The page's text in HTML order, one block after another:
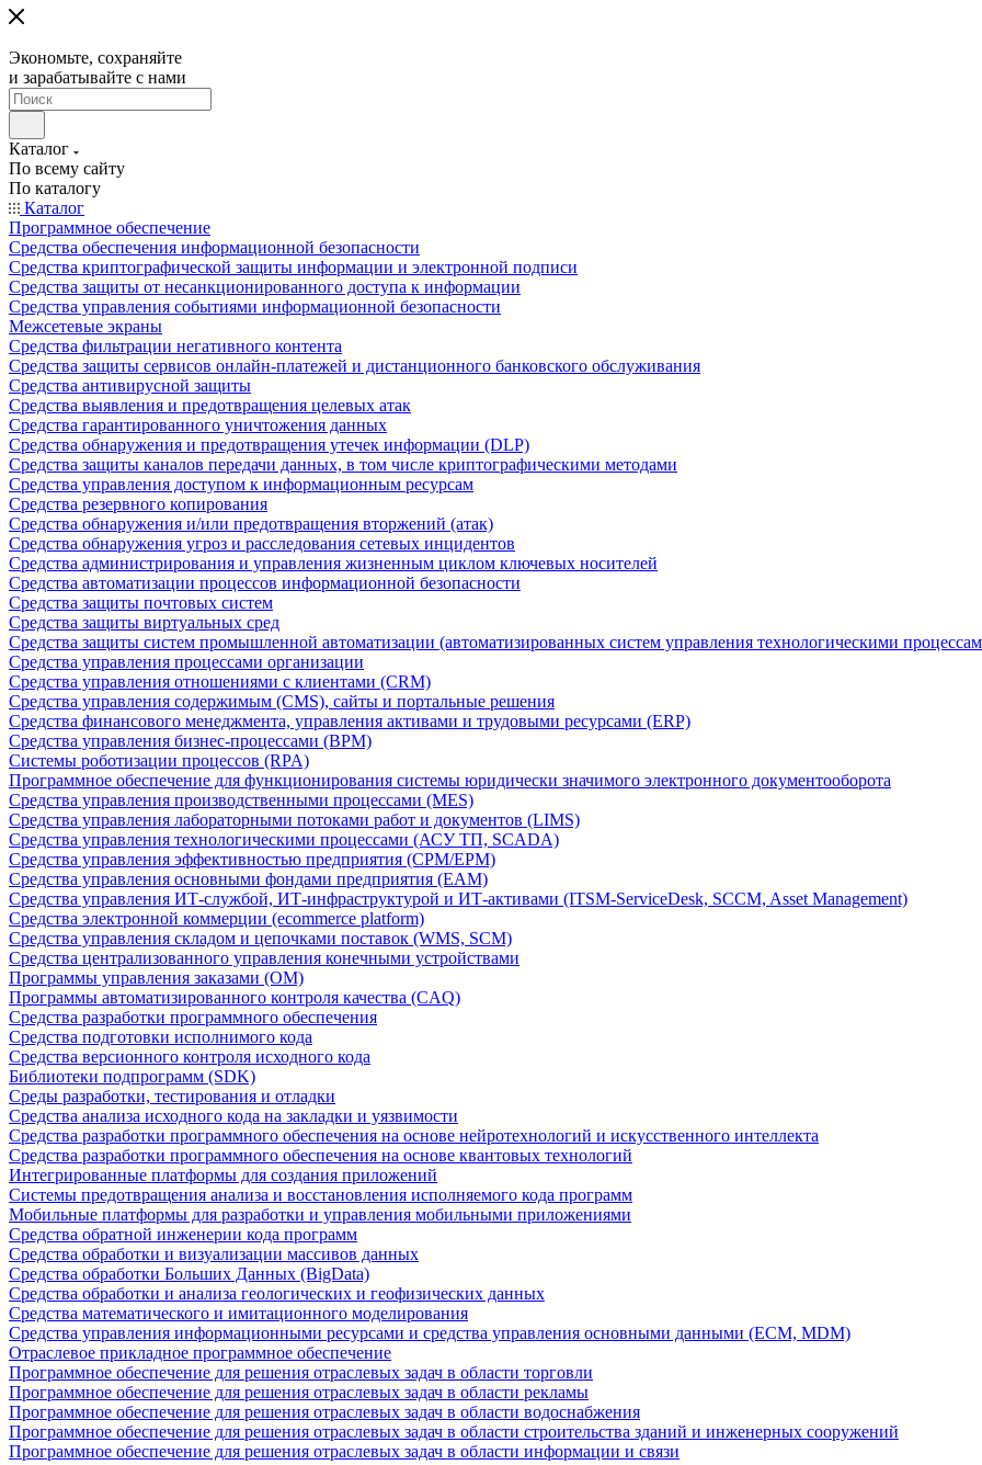
Экономьте, сохраняйте
и зарабатывайте с нами
Каталог
По всему сайту
По каталогу
Каталог
Программное обеспечение
Средства обеспечения информационной безопасности
Средства криптографической защиты информации и электронной подписи
Средства защиты от несанкционированного доступа к информации
Средства управления событиями информационной безопасности
Межсетевые экраны
Средства фильтрации негативного контента
Средства защиты сервисов онлайн-платежей и дистанционного банковского обслуживания
Средства антивирусной защиты
Средства выявления и предотвращения целевых атак
Средства гарантированного уничтожения данных
Средства обнаружения и предотвращения утечек информации (DLP)
Средства защиты каналов передачи данных, в том числе криптографическими методами
Средства управления доступом к информационным ресурсам
Средства резервного копирования
Средства обнаружения и/или предотвращения вторжений (атак)
Средства обнаружения угроз и расследования сетевых инцидентов
Средства администрирования и управления жизненным циклом ключевых носителей
Средства автоматизации процессов информационной безопасности
Средства защиты почтовых систем
Средства защиты виртуальных сред
Средства защиты систем промышленной автоматизации (автоматизированных систем управления технологическими
Средства управления процессами организации
Средства управления отношениями с клиентами (CRM)
Средства управления содержимым (CMS), сайты и портальные решения
Средства финансового менеджмента, управления активами и трудовыми ресурсами (ERP)
Средства управления бизнес-процессами (BPM)
Системы роботизации процессов (RPA)
Программное обеспечение для функционирования системы юридически значимого электронного документооборота
Средства управления производственными процессами (MES)
Средства управления лабораторными потоками работ и документов (LIMS)
Средства управления технологическими процессами (АСУ ТП, SCADA)
Средства управления эффективностью предприятия (CPM/EPM)
Средства управления основными фондами предприятия (EAM)
Средства управления ИТ-службой, ИТ-инфраструктурой и ИТ-активами (ITSM-ServiceDesk, SCCM, Asset Management)
Средства электронной коммерции (ecommerce platform)
Средства управления складом и цепочками поставок (WMS, SCM)
Средства централизованного управления конечными устройствами
Программы управления заказами (OM)
Программы автоматизированного контроля качества (CAQ)
Средства разработки программного обеспечения
Средства подготовки исполнимого кода
Средства версионного контроля исходного кода
Библиотеки подпрограмм (SDK)
Среды разработки, тестирования и отладки
Средства анализа исходного кода на закладки и уязвимости
Средства разработки программного обеспечения на основе нейротехнологий и искусственного интеллекта
Средства разработки программного обеспечения на основе квантовых технологий
Интегрированные платформы для создания приложений
Системы предотвращения анализа и восстановления исполняемого кода программ
Мобильные платформы для разработки и управления мобильными приложениями
Средства обратной инженерии кода программ
Средства обработки и визуализации массивов данных
Средства обработки Больших Данных (BigData)
Средства обработки и анализа геологических и геофизических данных
Средства математического и имитационного моделирования
Средства управления информационными ресурсами и средства управления основными данными (ECM, MDM)
Отраслевое прикладное программное обеспечение
Программное обеспечение для решения отраслевых задач в области торговли
Программное обеспечение для решения отраслевых задач в области рекламы
Программное обеспечение для решения отраслевых задач в области водоснабжения
Программное обеспечение для решения отраслевых задач в области строительства зданий и инженерных сооружений
Программное обеспечение для решения отраслевых задач в области информации и связи